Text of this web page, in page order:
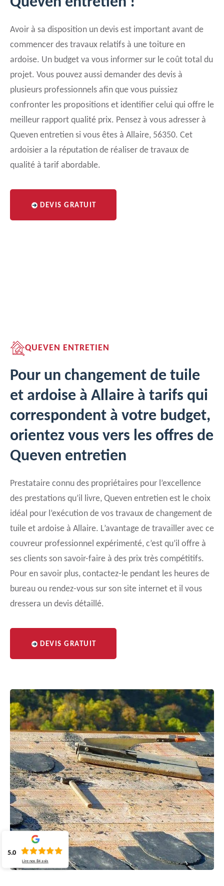
Avoir à sa disposition un devis est important avant de
commencer des travaux relatifs à une toiture en
ardoise. Un budget va vous informer sur le coût total du
projet. Vous pouvez aussi demander des devis à
plusieurs professionnels afin que vous puissiez
confronter les propositions et identifier celui qui offre le
meilleur rapport qualité prix. Pensez à vous adresser à
Queven entretien si vous êtes à Allaire, 56350. Cet
ardoisier a la réputation de réaliser de travaux de
qualité à tarif abordable.
DEVIS GRATUIT
QUEVEN ENTRETIEN
Pour un changement de tuile
et ardoise à Allaire à tarifs qui
correspondent à votre budget,
orientez vous vers les offres de
Queven entretien
Prestataire connu des propriétaires pour l’excellence
des prestations qu’il livre, Queven entretien est le choix
idéal pour l’exécution de vos travaux de changement de
tuile et ardoise à Allaire. L’avantage de travailler avec ce
couvreur professionnel expérimenté, c’est qu’il offre à
ses clients son savoir-faire à des prix très compétitifs.
Pour en savoir plus, contactez-le pendant les heures de
bureau ou rendez-vous sur son site internet et il vous
dressera un devis détaillé.
DEVIS GRATUIT
5.0
Lire nos84 avis